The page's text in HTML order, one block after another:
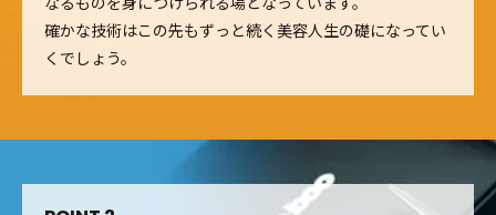
確かな技術はこの先もずっと続く美容人生の礎になってい
くでしょう。